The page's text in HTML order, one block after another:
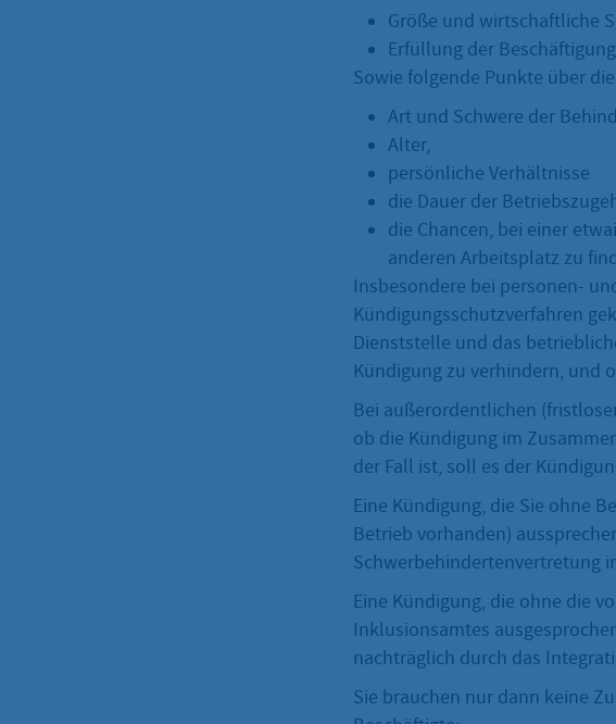
Größe und wirtschaftliche
Erfüllung der
Sowie folgende Punkte über
Art und Schwere der
Alter,
persönliche Verhältnisse
die Dauer der
die Chancen, bei einer
anderen Arbeitsplatz zu
Insbesondere bei personen-
Kündigungsschutzverfahren
Dienststelle und das
Kündigung zu verhindern, und
Bei außerordentlichen
ob die Kündigung im
der Fall ist, soll es der
Eine Kündigung, die Sie ohne
Betrieb vorhanden)
Schwerbehindertenvertretung
Eine Kündigung, die ohne die
Inklusionsamtes
nachträglich durch das
Sie brauchen nur dann keine